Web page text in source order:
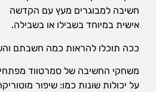
חשיבה למבוגרים מעץ עם הקדשה
אישית במיוחד בשבילו או בשבילה.
ככה תוכלו להראות כמה חשבתם
משחקי החשיבה של סמרטווד
על יכולות שונות כמו: שיפור